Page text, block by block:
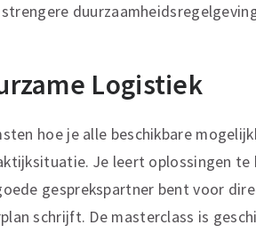
Logistiek
hoe je alle beschikbare
Je leert oplossingen te
gesprekspartner bent voor
schrijft. De masterclass is